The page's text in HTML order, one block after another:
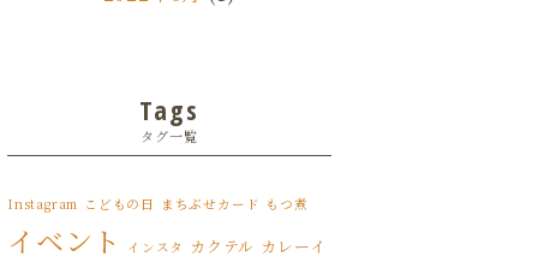
2022年4月
2022年3月(8)
2022年2月(1)
2022年1月(7)
Tags
タグ一覧
Instagram こどもの日 まちぶせカード もつ煮
イベント インスタ カクテル カレーイ